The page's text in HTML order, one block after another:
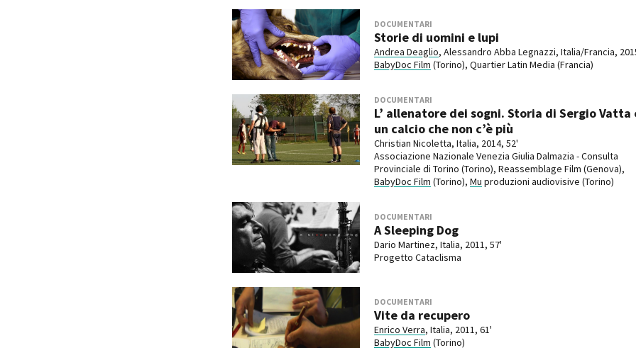
DOCUMENTARI
Storie di uomini e lupi
Andrea Deaglio, Alessandro Abba Legnazzi, Italia/Francia,
BabyDoc Film (Torino), Quartier Latin Media (Francia)
DOCUMENTARI
L’ allenatore dei sogni. Storia di Sergio Vatta
un calcio che non c’è più
Christian Nicoletta, Italia, 2014, 52'
Associazione Nazionale Venezia Giulia Dalmazia - Consulta
Provinciale di Torino (Torino), Reassemblage Film (Genova),
BabyDoc Film (Torino), Mu produzioni audiovisive (Torino)
DOCUMENTARI
A Sleeping Dog
Dario Martinez, Italia, 2011, 57'
Progetto Cataclisma
DOCUMENTARI
Vite da recupero
Enrico Verra, Italia, 2011, 61'
BabyDoc Film (Torino)